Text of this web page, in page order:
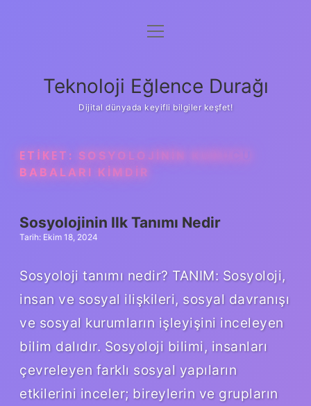
Anasayfa
Yasal Uyarı
menüyü
Teknoloji Eğlence Durağı
Dijital dünyada keyifli bilgiler keşfet!
ETIKET: SOSYOLOJININ KURUCU
BABALARI KIMDIR
Sosyolojinin Ilk Tanımı Nedir
Tarih: Ekim 18, 2024
Sosyoloji tanımı nedir? TANIM: Sosyoloji,
insan ve sosyal ilişkileri, sosyal davranışı
ve sosyal kurumların işleyişini inceleyen
bilim dalıdır. Sosyoloji bilimi, insanları
çevreleyen farklı sosyal yapıların
etkilerini inceler; bireylerin ve grupların